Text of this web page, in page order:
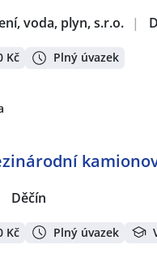
voda, plyn, s.r.o. |
Kč Plný úvazek
Děčín
Kč Plný úvazek